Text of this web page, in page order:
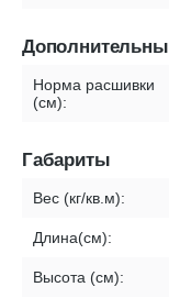
Норма расшивки
(см):
Габариты
Вес (кг/кв.м):
Длина(см):
Высота (см):